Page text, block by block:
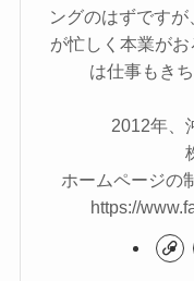
ングのはずです
が忙しく本業が
は仕事もき
2012年、
ホームページの
https://